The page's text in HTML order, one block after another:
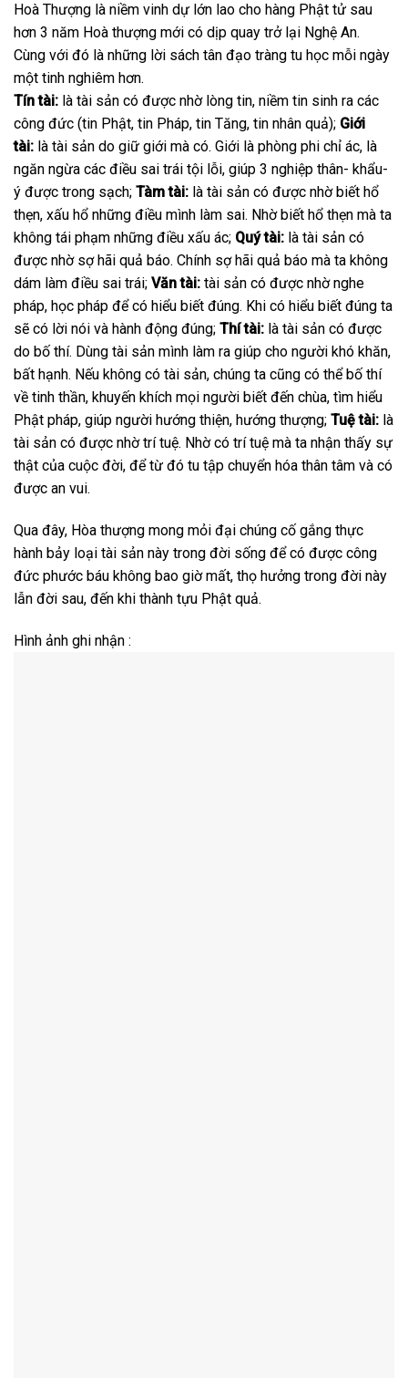
Hoà Thượng là niềm vinh dự lớn lao cho hàng Phật tử sau
hơn 3 năm Hoà thượng mới có dịp quay trở lại Nghệ An.
Cùng với đó là những lời sách tân đạo tràng tu học mỗi ngày
một tinh nghiêm hơn.
Tín tài: là tài sản có được nhờ lòng tin, niềm tin sinh ra các
công đức (tin Phật, tin Pháp, tin Tăng, tin nhân quả); Giới
tài: là tài sản do giữ giới mà có. Giới là phòng phi chỉ ác, là
ngăn ngừa các điều sai trái tội lỗi, giúp 3 nghiệp thân- khẩu-
ý được trong sạch; Tàm tài: là tài sản có được nhờ biết hổ
thẹn, xấu hổ những điều mình làm sai. Nhờ biết hổ thẹn mà ta
không tái phạm những điều xấu ác; Quý tài: là tài sản có
được nhờ sợ hãi quả báo. Chính sợ hãi quả báo mà ta không
dám làm điều sai trái; Văn tài: tài sản có được nhờ nghe
pháp, học pháp để có hiểu biết đúng. Khi có hiểu biết đúng ta
sẽ có lời nói và hành động đúng; Thí tài: là tài sản có được
do bố thí. Dùng tài sản mình làm ra giúp cho người khó khăn,
bất hạnh. Nếu không có tài sản, chúng ta cũng có thể bố thí
về tinh thần, khuyến khích mọi người biết đến chùa, tìm hiểu
Phật pháp, giúp người hướng thiện, hướng thượng; Tuệ tài: là
tài sản có được nhờ trí tuệ. Nhờ có trí tuệ mà ta nhận thấy sự
thật của cuộc đời, để từ đó tu tập chuyển hóa thân tâm và có
được an vui.
Qua đây, Hòa thượng mong mỏi đại chúng cố gắng thực
hành bảy loại tài sản này trong đời sống để có được công
đức phước báu không bao giờ mất, thọ hưởng trong đời này
lẫn đời sau, đến khi thành tựu Phật quả.
Hình ảnh ghi nhận :